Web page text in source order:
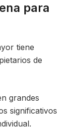
para
tiene
de
grandes
significativos